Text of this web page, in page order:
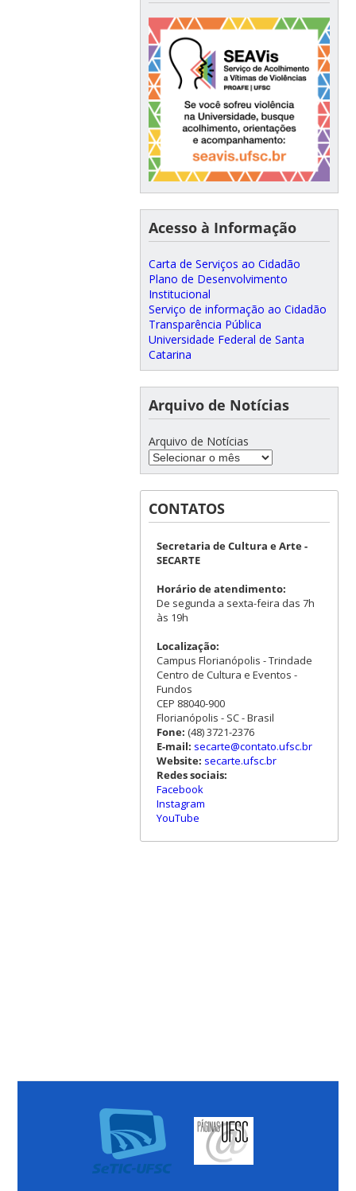
Acesso à Informação
Carta de Serviços ao Cidadão
Plano de Desenvolvimento
Institucional
Serviço de informação ao Cidadão
Transparência Pública
Universidade Federal de Santa
Catarina
Arquivo de Notícias
Arquivo de Notícias
CONTATOS
Secretaria de Cultura e Arte -
SECARTE
Horário de atendimento:
De segunda a sexta-feira das 7h
às 19h
Localização:
Campus Florianópolis - Trindade
Centro de Cultura e Eventos -
Fundos
CEP 88040-900
Florianópolis - SC - Brasil
Fone: (48) 3721-2376
E-mail: secarte@contato.ufsc.br
Website: secarte.ufsc.br
Redes sociais:
Facebook
Instagram
YouTube